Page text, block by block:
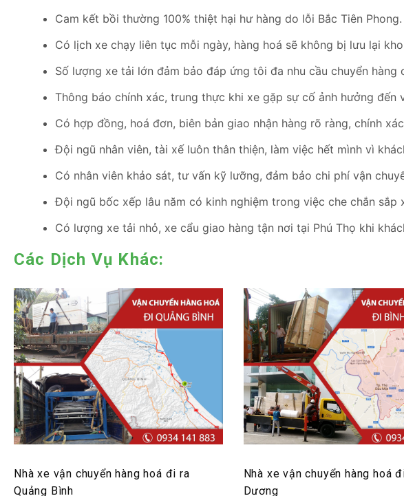
Cam kết bồi thường 100% thiệt hại hư hàng do lỗi Bắc Tiên Phong.
Có lịch xe chạy liên tục mỗi ngày, hàng hoá sẽ không bị lưu lại
Số lượng xe tải lớn đảm bảo đáp ứng tôi đa nhu cầu chuyển hàng
Thông báo chính xác, trung thực khi xe gặp sự cố ảnh hưởng đến
Có hợp đồng, hoá đơn, biên bản giao nhận hàng rõ ràng, chính
Đội ngũ nhân viên, tài xế luôn thân thiện, làm việc hết mình vì
Có nhân viên khảo sát, tư vấn kỹ lưỡng, đảm bảo chi phí vận
Đội ngũ bốc xếp lâu năm có kinh nghiệm trong việc che chắn sắp
Có lượng xe tải nhỏ, xe cẩu giao hàng tận nơi tại Phú Thọ khi
Các Dịch Vụ Khác:
Nhà xe vận chuyển hàng hoá đi ra
Quảng Bình
Nhà xe vận chuyển hàng hoá
Dương